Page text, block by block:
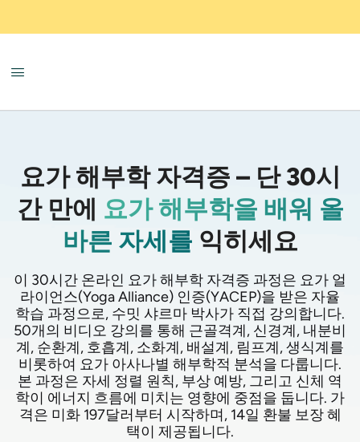
요가 해부학 자격증 – 단 30시
간 만에 요가 해부학을 배워 올
바른 자세를 익히세요
이 30시간 온라인 요가 해부학 자격증 과정은 요가 얼
라이언스(Yoga Alliance) 인증(YACEP)을 받은 자율
학습 과정으로, 수밋 샤르마 박사가 직접 강의합니다.
50개의 비디오 강의를 통해 근골격계, 신경계, 내분비
계, 순환계, 호흡계, 소화계, 배설계, 림프계, 생식계를
비롯하여 요가 아사나별 해부학적 분석을 다룹니다.
본 과정은 자세 정렬 원칙, 부상 예방, 그리고 신체 역
학이 에너지 흐름에 미치는 영향에 중점을 둡니다. 가
격은 미화 197달러부터 시작하며, 14일 환불 보장 혜
택이 제공됩니다.